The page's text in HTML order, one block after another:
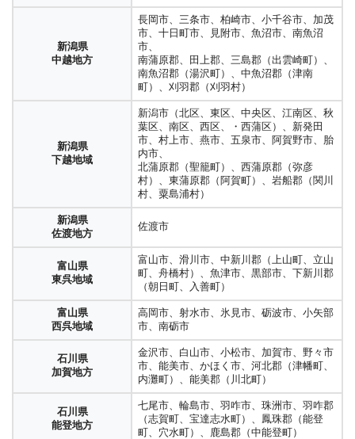
新潟県
中越地方
長岡市、三条市、柏崎市、小千谷市、加茂
市、十日町市、見附市、魚沼市、南魚沼
市、
南蒲原郡、田上郡、三島郡（出雲崎町）、
南魚沼郡（湯沢町）、中魚沼郡（津南
町）、刈羽郡（刈羽村）
新潟県
下越地域
新潟市（北区、東区、中央区、江南区、秋
葉区、南区、西区、・西蒲区）、新発田
市、村上市、燕市、五泉市、阿賀野市、胎
内市、
北蒲原郡（聖籠町）、西蒲原郡（弥彦
村）、東蒲原郡（阿賀町）、岩船郡（関川
村、粟島浦村）
新潟県
佐渡地方
佐渡市
富山県
東呉地域
富山市、滑川市、中新川郡（上山町、立山
町、舟橋村）、魚津市、黒部市、下新川郡
（朝日町、入善町）
富山県
西呉地域
高岡市、射水市、氷見市、砺波市、小矢部
市、南砺市
石川県
加賀地方
金沢市、白山市、小松市、加賀市、野々市
市、能美市、かほく市、河北郡（津幡町、
内灘町）、能美郡（川北町）
石川県
能登地方
七尾市、輪島市、羽咋市、珠洲市、羽咋郡
（志賀町、宝達志水町）、鳳珠郡（能登
町、穴水町）、鹿島郡（中能登町）